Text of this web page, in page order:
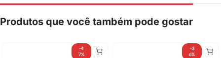
Produtos que você também pode gostar
-4
7%
-3
6%